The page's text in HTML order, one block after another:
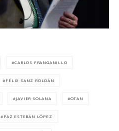
CARLOS FRANGANILLO
FÉLIX SANZ ROLDÁN
JAVIER SOLANA OTAN
PAZ ESTEBAN LÓPEZ